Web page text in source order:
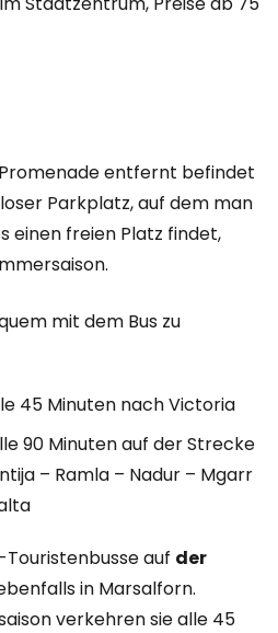
entfernt befindet
Parkplatz, auf dem man
einen freien Platz findet,
mit dem Bus zu
45 Minuten nach Victoria
90 Minuten auf der Strecke
– Ramla – Nadur – Mgarr
Touristenbusse auf der
in Marsalforn.
verkehren sie alle 45